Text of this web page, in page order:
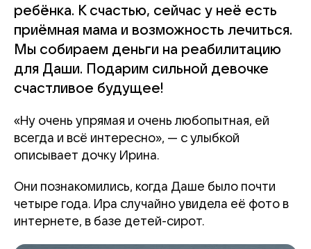
ребёнка. К счастью, сейчас у неё есть
приёмная мама и возможность лечиться.
Мы собираем деньги на реабилитацию
для Даши. Подарим сильной девочке
счастливое будущее!
«Ну очень упрямая и очень любопытная, ей
всегда и всё интересно», — с улыбкой
описывает дочку Ирина.
Они познакомились, когда Даше было почти
четыре года. Ира случайно увидела её фото в
интернете, в базе детей-сирот.